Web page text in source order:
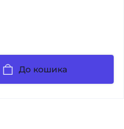
До кошика